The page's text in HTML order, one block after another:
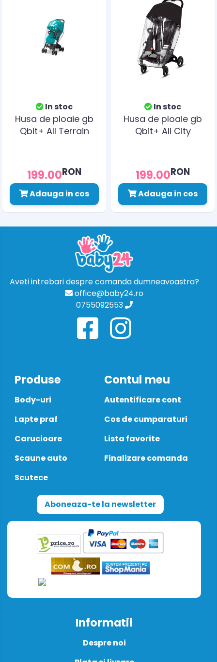
In stoc
Husa de ploaie gb
Qbit+ All Terrain
199.00RON
Adauga in cos
In stoc
Husa de ploaie gb
Qbit+ All City
199.00RON
Adauga in cos
Aveti intrebari despre comanda dumneavoastra?
office@baby24.ro
0755092553
Produse
Body-uri
Lapte praf
Carucioare
Scaune auto
Scutece
Contul meu
Autentificare cont
Cos de cumparaturi
Lista favorite
Finalizare comanda
Aboneaza-te la newsletter
Informatii
Despre noi